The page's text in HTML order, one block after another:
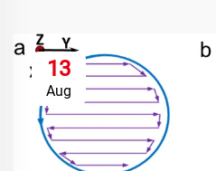
13
Aug